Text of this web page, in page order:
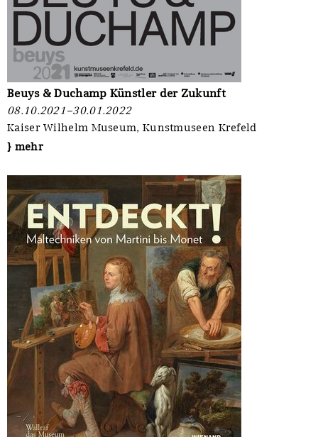
Beuys & Duchamp Künstler der Zukunft
08.10.2021–30.01.2022
Kaiser Wilhelm Museum, Kunstmuseen Krefeld
} mehr